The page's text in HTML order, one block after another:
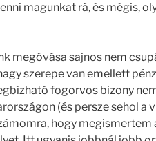
magunkat rá, és mégis,
megóvása sajnos nem
szerepe van emellett
fogorvos bizony
(és persze sehol a
hogy megismertem